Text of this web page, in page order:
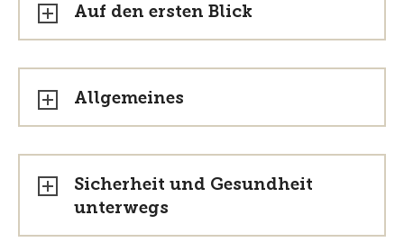
Auf den ersten Blick
Allgemeines
Sicherheit und Gesundheit
unterwegs